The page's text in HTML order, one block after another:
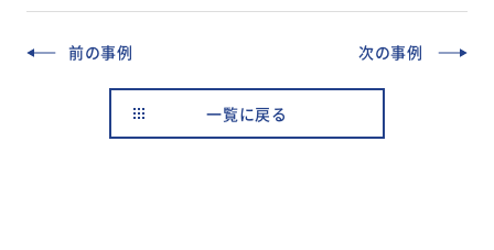
前の事例 次の事例
一覧に戻る